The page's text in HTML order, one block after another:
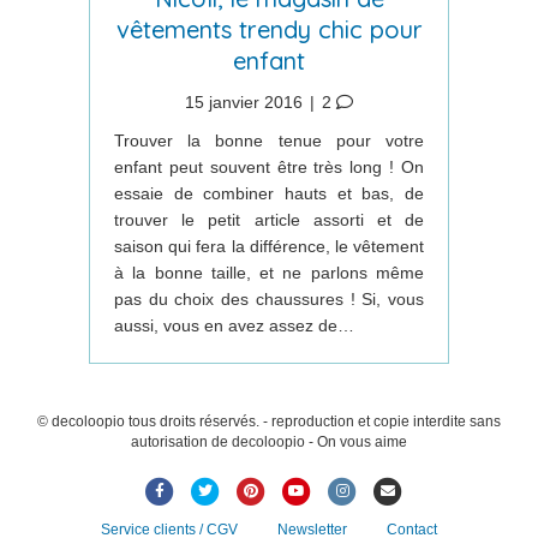
vêtements trendy chic pour
enfant
15 janvier 2016 | 2
Trouver la bonne tenue pour votre
enfant peut souvent être très long ! On
essaie de combiner hauts et bas, de
trouver le petit article assorti et de
saison qui fera la différence, le vêtement
à la bonne taille, et ne parlons même
pas du choix des chaussures ! Si, vous
aussi, vous en avez assez de…
© decoloopio tous droits réservés. - reproduction et copie interdite sans
autorisation de decoloopio - On vous aime
FacebookTwitter PinterestYoutubeInstagramEmail
Service clients / CGV Newsletter Contact